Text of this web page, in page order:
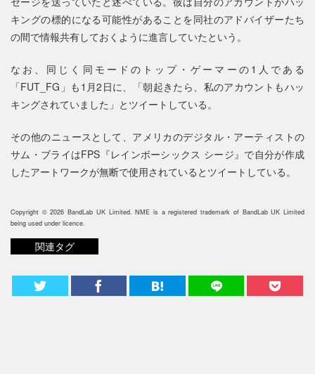
キングの標的になる可能性があることを同社のアドバイザーたち
の間で情報共有しておくように進言していたという。
なお、同じく同モードのトップ・ゲーマーの1人である
「FUT_FG」も1月2日に、「朝起きたら、私のアカウントもハッ
キングされていました」とツイートしている。
その他のニュースとして、アメリカのデジタル・アーティストの
サム・ブライはFPS『レインボーシックス シージ』で自分が作成
したアートワークが無断で使用されているとツイートしている。
Copyright © 2026 BandLab UK Limited. NME is a registered trademark of BandLab UK Limited
being used under licence.
関連タグ